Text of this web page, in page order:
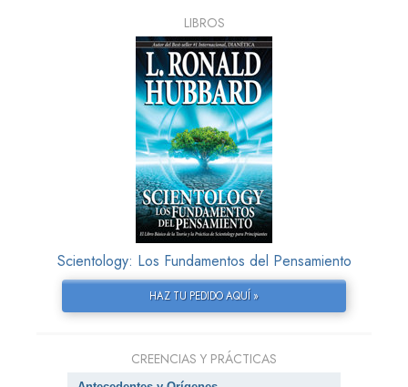
LIBROS
Scientology: Los Fundamentos del Pensamiento
HAZ TU PEDIDO AQUÍ »
CREENCIAS Y PRÁCTICAS